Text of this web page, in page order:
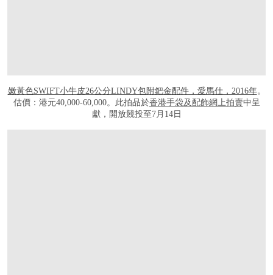
嫩黃色SWIFT小牛皮26公分LINDY包附鈀金配件，愛馬仕，2016年。
估價：港元40,000-60,000。此拍品於香港手袋及配飾網上拍賣中呈
獻，開放競投至7月14日